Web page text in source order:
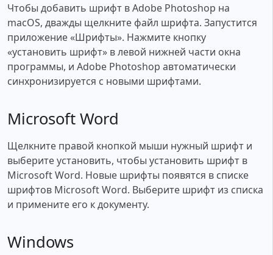
Чтобы добавить шрифт в Adobe Photoshop на
macOS, дважды щелкните файл шрифта. Запустится
приложение «Шрифты». Нажмите кнопку
«установить шрифт» в левой нижней части окна
программы, и Adobe Photoshop автоматически
синхронизируется с новыми шрифтами.
Microsoft Word
Щелкните правой кнопкой мыши нужный шрифт и
выберите установить, чтобы установить шрифт в
Microsoft Word. Новые шрифты появятся в списке
шрифтов Microsoft Word. Выберите шрифт из списка
и примените его к документу.
Windows